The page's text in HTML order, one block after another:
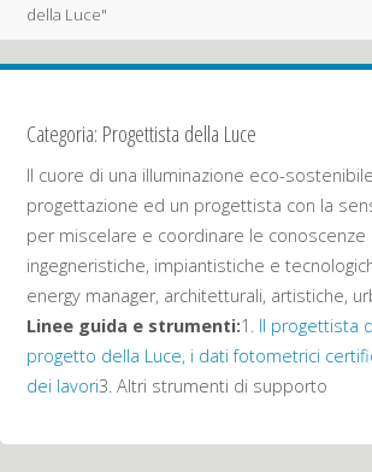
della Luce"
Categoria: Progettista della Luce
Il cuore di una illuminazione eco-
progettazione ed un progettista con la
per miscelare e coordinare le
ingegneristiche, impiantistiche e
energy manager, architetturali, artistiche,
Linee guida e strumenti:1. Il progettista
progetto della Luce, i dati fotometrici
dei lavori3. Altri strumenti di supporto